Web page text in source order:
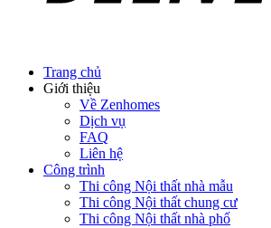
Trang chủ
Giới thiệu
Về Zenhomes
Dịch vụ
FAQ
Liên hệ
Công trình
Thi công Nội thất nhà mẫu
Thi công Nội thất chung cư
Thi công Nội thất nhà phố